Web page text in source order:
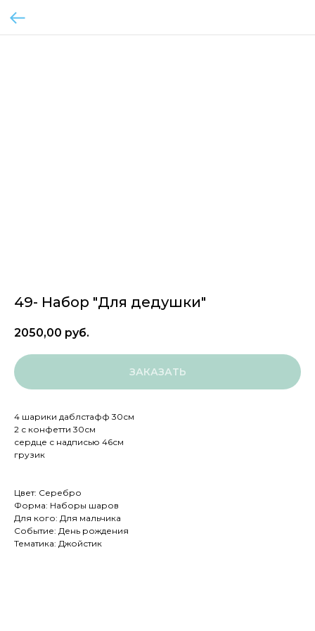
49- Набор "Для дедушки"
2050,00 руб.
ЗАКАЗАТЬ
4 шарики даблстафф 30см
2 с конфетти 30см
сердце с надписью 46см
грузик
Цвет: Серебро
Форма: Наборы шаров
Для кого: Для мальчика
Событие: День рождения
Тематика: Джойстик